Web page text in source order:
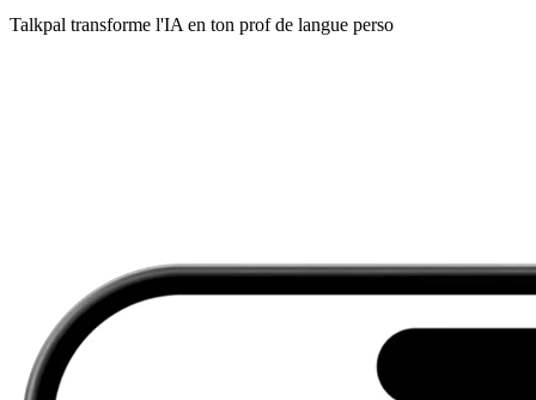
Talkpal transforme l'IA en ton prof de langue perso